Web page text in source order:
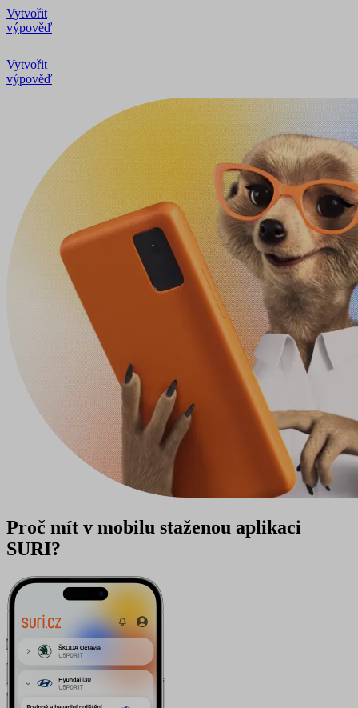
Vytvořit
výpověď
Vytvořit
výpověď
Proč mít v mobilu staženou aplikaci
SURI?